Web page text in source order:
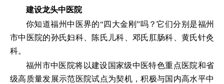
建设龙头中医院
你知道福州中医界的“四大金刚”吗？它们分别是福州
市中医院的孙氏妇科、陈氏儿科、邓氏肛肠科、黄氏针灸
科。
福州市中医院将以建设国家级中医特色重点医院和省
级高质量发展示范医院试点为契机，积极与国内高水平中